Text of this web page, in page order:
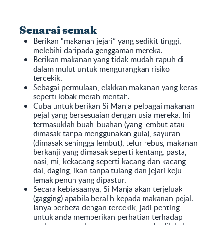
Senarai semak
Berikan “makanan jejari” yang sedikit tinggi,
melebihi daripada genggaman mereka.
Berikan makanan yang tidak mudah rapuh di
dalam mulut untuk mengurangkan risiko
tercekik.
Sebagai permulaan, elakkan makanan yang keras
seperti lobak merah mentah.
Cuba untuk berikan Si Manja pelbagai makanan
pejal yang bersesuaian dengan usia mereka. Ini
termasuklah buah-buahan (yang lembut atau
dimasak tanpa menggunakan gula), sayuran
(dimasak sehingga lembut), telur rebus, makanan
berkanji yang dimasak seperti kentang, pasta,
nasi, mi, kekacang seperti kacang dan kacang
dal, daging, ikan tanpa tulang dan jejari keju
lemak penuh yang dipastur.
Secara kebiasaanya, Si Manja akan terjeluak
(gagging) apabila beralih kepada makanan pejal.
Ianya berbeza dengan tercekik, jadi penting
untuk anda memberikan perhatian terhadap